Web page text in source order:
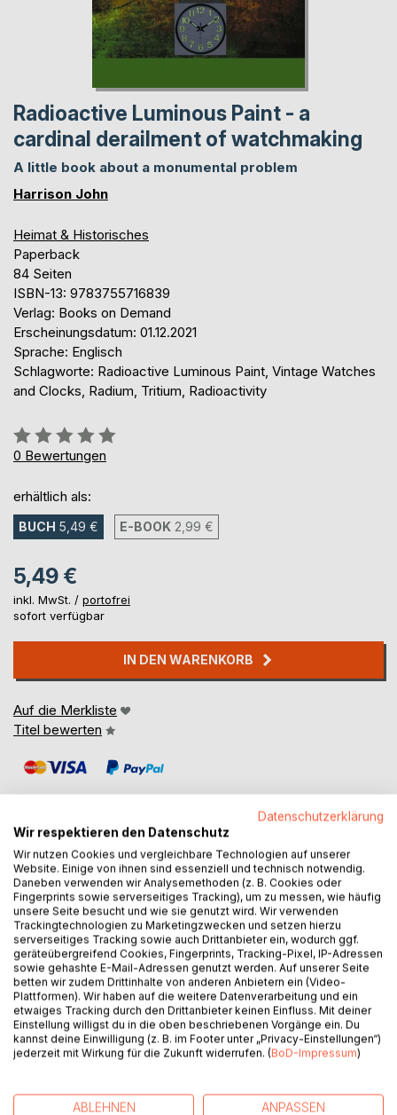
Radioactive Luminous Paint - a
cardinal derailment of watchmaking
A little book about a monumental problem
Harrison John
Heimat & Historisches
Paperback
84 Seiten
ISBN-13: 9783755716839
Verlag: Books on Demand
Erscheinungsdatum: 01.12.2021
Sprache: Englisch
Schlagworte: Radioactive Luminous Paint, Vintage Watches
and Clocks, Radium, Tritium, Radioactivity
Bewertung::
0%
0 Bewertungen
erhältlich als:
BUCH 5,49 € E-BOOK 2,99 €
5,49 €
inkl. MwSt. / portofrei
sofort verfügbar
IN DEN WARENKORB
Auf die Merkliste
Titel bewerten
BESCHREIBUNG
Radioactive luminous paint on watches and clocks - should
we laugh or should we cry?
A little book about a monumental problem. Watchmaking
hitting rock bottom.
A sarcastic contribution to a sad story and one of the
biggest aberrations of the 20th century.
Datenschutzerklärung
Wir respektieren den Datenschutz
Wir nutzen Cookies und vergleichbare Technologien auf unserer
Website. Einige von ihnen sind essenziell und technisch notwendig.
Daneben verwenden wir Analysemethoden (z. B. Cookies oder
Fingerprints sowie serverseitiges Tracking), um zu messen, wie häufig
unsere Seite besucht und wie sie genutzt wird. Wir verwenden
Trackingtechnologien zu Marketingzwecken und setzen hierzu
serverseitiges Tracking sowie auch Drittanbieter ein, wodurch ggf.
geräteübergreifend Cookies, Fingerprints, Tracking-Pixel, IP-Adressen
sowie gehashte E-Mail-Adressen genutzt werden. Auf unserer Seite
betten wir zudem Drittinhalte von anderen Anbietern ein (Video-
Plattformen). Wir haben auf die weitere Datenverarbeitung und ein
etwaiges Tracking durch den Drittanbieter keinen Einfluss. Mit deiner
Einstellung willigst du in die oben beschriebenen Vorgänge ein. Du
kannst deine Einwilligung (z. B. im Footer unter „Privacy-Einstellungen“)
jederzeit mit Wirkung für die Zukunft widerrufen. (BoD-Impressum)
ABLEHNEN ANPASSEN